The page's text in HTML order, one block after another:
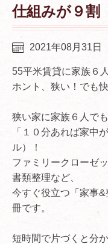
仕組みが９割
2021年08月31日
55平米賃貸に家族６人
ホント、狭い！でも快
狭い家に家族６人でも
「１０分あれば家中
ル）！
ファミリークローゼ
書類整理など、
今すぐ役立つ「家事
冊です。
短時間で片づくと分